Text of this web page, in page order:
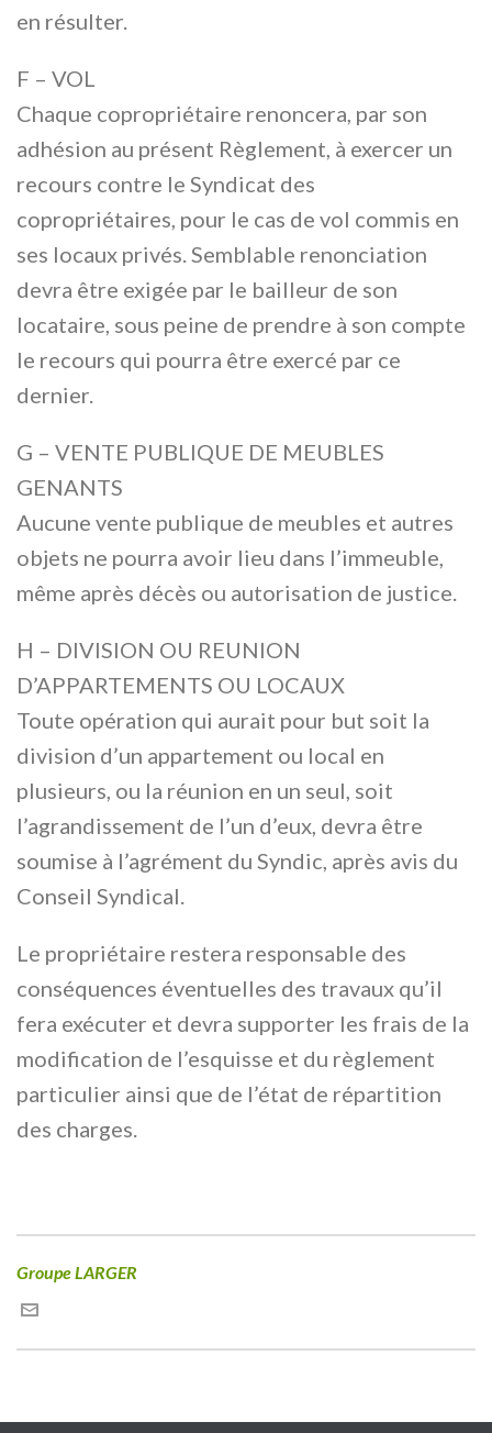
en résulter.
F – VOL
Chaque copropriétaire renoncera, par son
adhésion au présent Règlement, à exercer un
recours contre le Syndicat des
copropriétaires, pour le cas de vol commis en
ses locaux privés. Semblable renonciation
devra être exigée par le bailleur de son
locataire, sous peine de prendre à son compte
le recours qui pourra être exercé par ce
dernier.
G – VENTE PUBLIQUE DE MEUBLES
GENANTS
Aucune vente publique de meubles et autres
objets ne pourra avoir lieu dans l’immeuble,
même après décès ou autorisation de justice.
H – DIVISION OU REUNION
D’APPARTEMENTS OU LOCAUX
Toute opération qui aurait pour but soit la
division d’un appartement ou local en
plusieurs, ou la réunion en un seul, soit
l’agrandissement de l’un d’eux, devra être
soumise à l’agrément du Syndic, après avis du
Conseil Syndical.
Le propriétaire restera responsable des
conséquences éventuelles des travaux qu’il
fera exécuter et devra supporter les frais de la
modification de l’esquisse et du règlement
particulier ainsi que de l’état de répartition
des charges.
Groupe LARGER